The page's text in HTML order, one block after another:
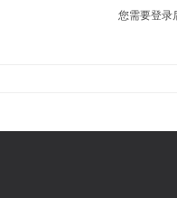
您需要登录